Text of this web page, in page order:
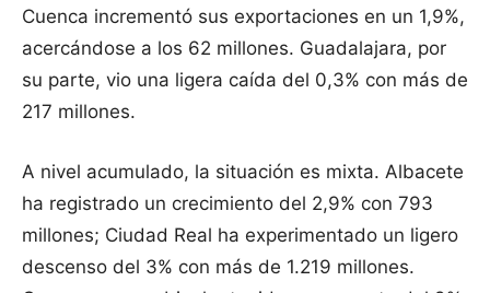
Cuenca incrementó sus exportaciones en un 1,9%,
acercándose a los 62 millones. Guadalajara, por
su parte, vio una ligera caída del 0,3% con más de
217 millones.
A nivel acumulado, la situación es mixta. Albacete
ha registrado un crecimiento del 2,9% con 793
millones; Ciudad Real ha experimentado un ligero
descenso del 3% con más de 1.219 millones.